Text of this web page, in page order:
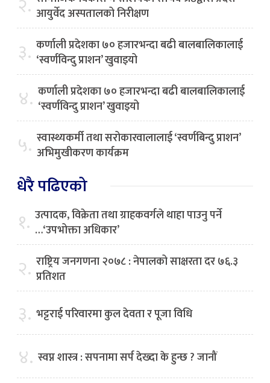
२. आयुर्वेद अस्पतालको निरीक्षण
३. कर्णाली प्रदेशका ७० हजारभन्दा बढी बालबालिकालाई
‘स्वर्णविन्दु प्राशन’ खुवाइयो
४. कर्णाली प्रदेशका ७० हजारभन्दा बढी बालबालिकालाई
‘स्वर्णविन्दु प्राशन’ खुवाइयो
५. स्वास्थ्यकर्मी तथा सरोकारवालालाई ‘स्वर्णबिन्दु प्राशन’
अभिमुखीकरण कार्यक्रम
धेरै पढिएको
१. उत्पादक, विक्रेता तथा ग्राहकवर्गले थाहा पाउनु पर्ने
…‘उपभोक्ता अधिकार’
२. राष्ट्रिय जनगणना २०७८ : नेपालको साक्षरता दर ७६.३
प्रतिशत
३. भट्टराई परिवारमा कुल देवता र पूजा विधि
४. स्वप्न शास्त्र : सपनामा सर्प देख्दा के हुन्छ ? जानौं